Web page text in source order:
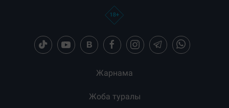
Жарнама
Жоба туралы